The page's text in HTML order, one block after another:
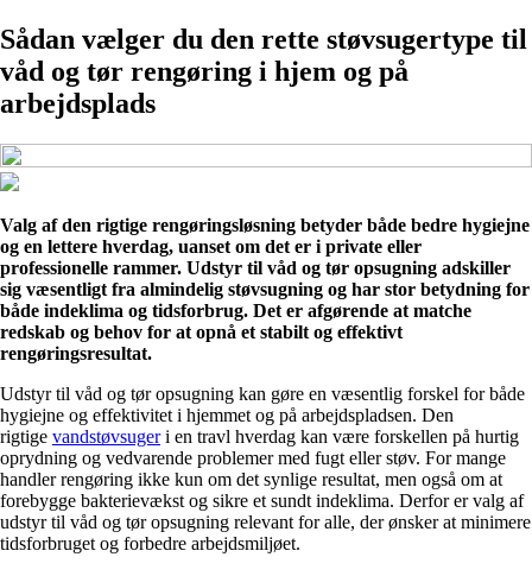
Sådan vælger du den rette støvsugertype til
våd og tør rengøring i hjem og på
arbejdsplads
Valg af den rigtige rengøringsløsning betyder både bedre hygiejne
og en lettere hverdag, uanset om det er i private eller
professionelle rammer. Udstyr til våd og tør opsugning adskiller
sig væsentligt fra almindelig støvsugning og har stor betydning for
både indeklima og tidsforbrug. Det er afgørende at matche
redskab og behov for at opnå et stabilt og effektivt
rengøringsresultat.
Udstyr til våd og tør opsugning kan gøre en væsentlig forskel for både
hygiejne og effektivitet i hjemmet og på arbejdspladsen. Den
rigtige vandstøvsugeri en travl hverdag kan være forskellen på hurtig
oprydning og vedvarende problemer med fugt eller støv. For mange
handler rengøring ikke kun om det synlige resultat, men også om at
forebygge bakterievækst og sikre et sundt indeklima. Derfor er valg af
udstyr til våd og tør opsugning relevant for alle, der ønsker at minimere
tidsforbruget og forbedre arbejdsmiljøet.